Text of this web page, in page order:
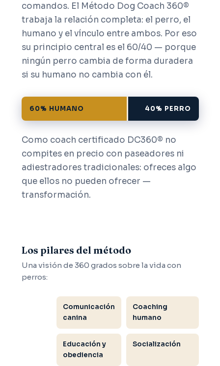
comandos. El Método Dog Coach 360®
trabaja la relación completa: el perro, el
humano y el vínculo entre ambos. Por eso
su principio central es el 60/40 — porque
ningún perro cambia de forma duradera
si su humano no cambia con él.
60% HUMANO 40% PERRO
Como coach certificado DC360® no
compites en precio con paseadores ni
adiestradores tradicionales: ofreces algo
que ellos no pueden ofrecer —
transformación.
Los pilares del método
Una visión de 360 grados sobre la vida con
perros:
Comunicación
canina
Coaching
humano
Educación y
obediencia
Socialización